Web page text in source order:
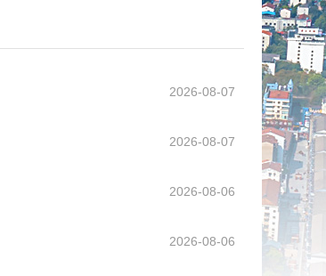
2026-08-07
2026-08-07
2026-08-06
2026-08-06